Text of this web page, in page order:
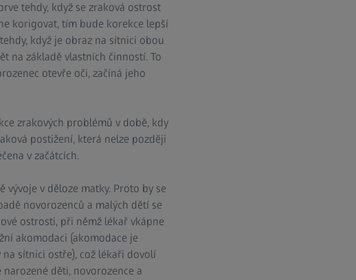
tehdy, když se zraková ostrost
korigovat, tím bude korekce lepší
když je obraz na sítnici obou
na základě vlastních činností. To
otevře oči, začíná jeho
zrakových problémů v době, kdy
postižení, která nelze později
v začátcích.
v děloze matky. Proto by se
novorozenců a malých dětí se
ostrosti, při němž lékař vkápne
akomodaci (akomodace je
sítnici ostře), což lékaři dovolí
děti, novorozence a